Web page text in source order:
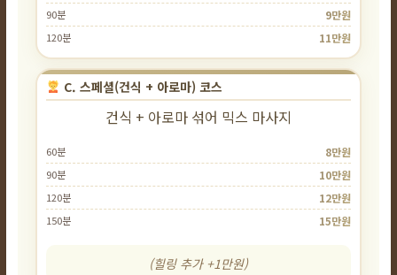
90분 9만원
120분 11만원
C. 스페셜(건식 + 아로마) 코스
건식 + 아로마 섞어 믹스 마사지
60분 8만원
90분 10만원
120분 12만원
150분 15만원
(힐링 추가 +1만원)